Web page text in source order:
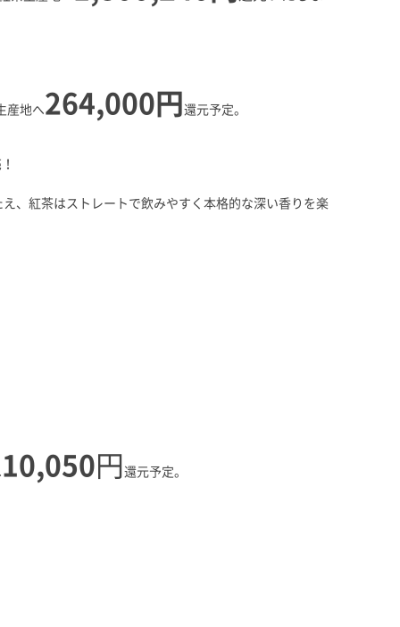
産地へ264,000 円 還元予定。
、紅茶はストレートで飲みやすく本格的な深い香りを楽
10,050円 還元予定。